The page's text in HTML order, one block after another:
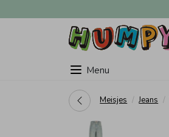
Menu
Meisjes Jeans